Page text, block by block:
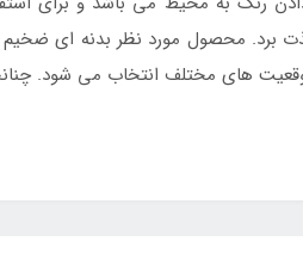
برد. محصول مورد نظر بدنه ای
انتخاب می شود. چنانچه به دنبال